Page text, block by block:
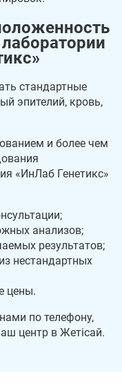
стандартные
эпителий, кровь,
и более чем
«ИнЛаб Генетикс»
анализов;
результатов;
нестандартных
цены.
по телефону,
центр в Жетісай.